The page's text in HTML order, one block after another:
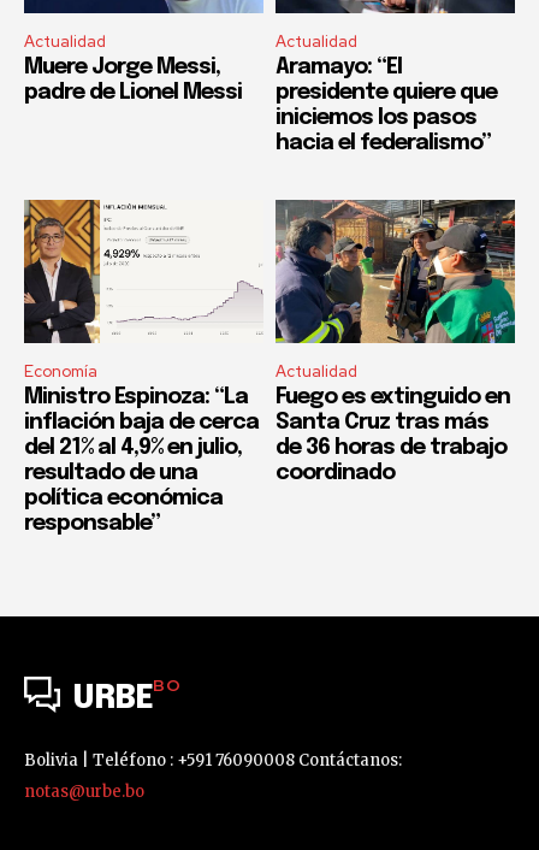
Actualidad
Muere Jorge Messi,
padre de Lionel Messi
Actualidad
Aramayo: “El
presidente quiere que
iniciemos los pasos
hacia el federalismo”
Economía
Ministro Espinoza: “La
inflación baja de cerca
del 21% al 4,9% en julio,
resultado de una
política económica
responsable”
Actualidad
Fuego es extinguido en
Santa Cruz tras más
de 36 horas de trabajo
coordinado
URBEBO
Bolivia | Teléfono : +591 76090008 Contáctanos:
notas@urbe.bo